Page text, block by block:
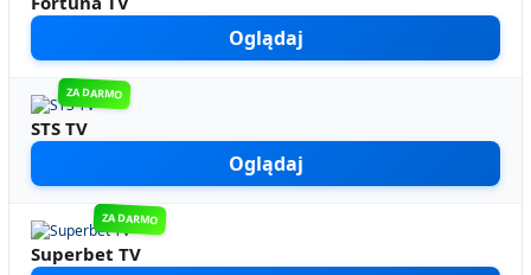
Oglądaj
ZA DARMO
STS TV
Oglądaj
ZA DARMO
Superbet TV